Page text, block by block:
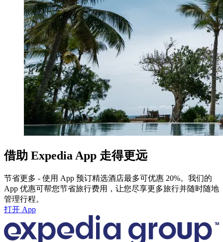
借助 Expedia App 走得更远
节省更多 - 使用 App 预订精选酒店最多可优惠 20%。我们的
App 优惠可帮您节省旅行费用，让您尽享更多旅行并随时随地
管理行程。
打开 App